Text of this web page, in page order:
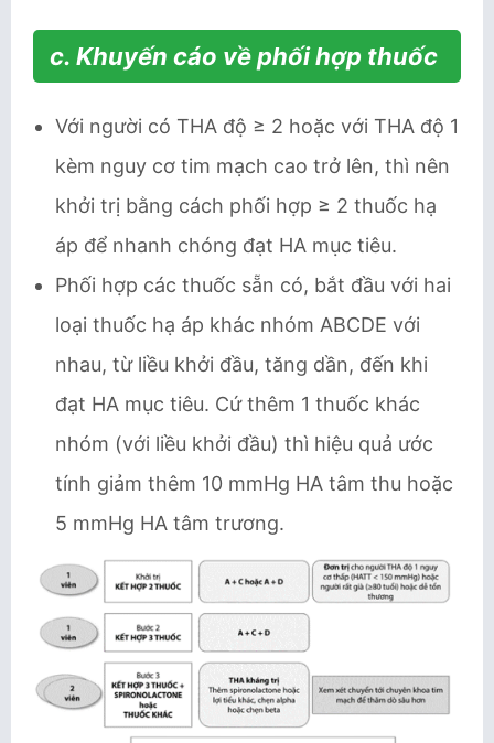
c. Khuyến cáo về phối hợp thuốc
Với người có THA độ ≥ 2 hoặc với THA độ 1
kèm nguy cơ tim mạch cao trở lên, thì nên
khởi trị bằng cách phối hợp ≥ 2 thuốc hạ
áp để nhanh chóng đạt HA mục tiêu.
Phối hợp các thuốc sẵn có, bắt đầu với hai
loại thuốc hạ áp khác nhóm ABCDE với
nhau, từ liều khởi đầu, tăng dần, đến khi
đạt HA mục tiêu. Cứ thêm 1 thuốc khác
nhóm (với liều khởi đầu) thì hiệu quả ước
tính giảm thêm 10 mmHg HA tâm thu hoặc
5 mmHg HA tâm trương.